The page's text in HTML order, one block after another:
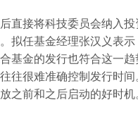
直接将科技委员会纳入
拟任基金经理张汉义表
基金的发行也符合这一
往很难准确控制发行时
之前和之后启动的好时